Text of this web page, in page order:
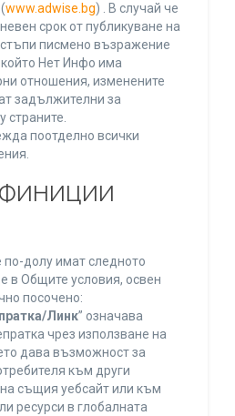
www.adwise.bg) . В случай че
срок от публикуване на
писмено възражение
Нет Инфо има
отношения, изменените
задължителни за
страните.
поотделно всички
долу имат следното
в Общите условия, освен
посочено:
Линк” означава
чрез използване на
дава възможност за
към други
същия уебсайт или към
ресурси в глобалната